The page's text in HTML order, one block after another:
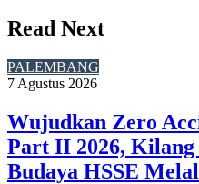
Read Next
PALEMBANG
7 Agustus 2026
Wujudkan Zero
Part II 2026,
Budaya HSSE